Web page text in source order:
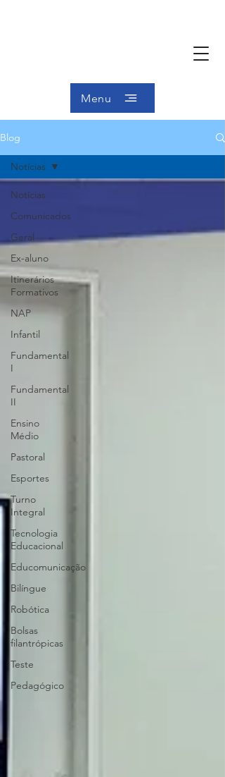
Menu
Blog
Notícias
Comunicados
Geral
Ex-aluno
Itinerários
Formativos
NAP
Infantil
Fundamental
I
Fundamental
II
Ensino
Médio
Pastoral
Esportes
Turno
Integral
Tecnologia
Educacional
Educomunicação
Bilíngue
Robótica
Bolsas
filantrópicas
Teste
Pedagógico
Notícias